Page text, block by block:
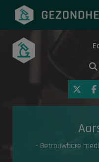
Onderwerpen
Gezondheid in de
- Betrouwbare